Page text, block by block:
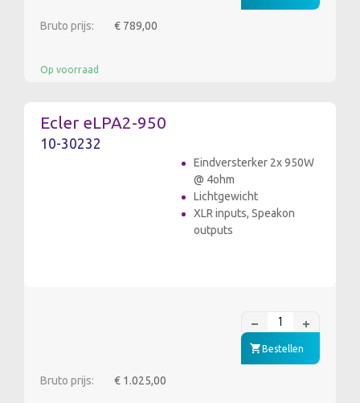
Bruto prijs: € 789,00
Op voorraad
Ecler eLPA2-950
10-30232
Eindversterker 2x 950W
@ 4ohm
Lichtgewicht
XLR inputs, Speakon
outputs
Bestellen
Bruto prijs: € 1.025,00